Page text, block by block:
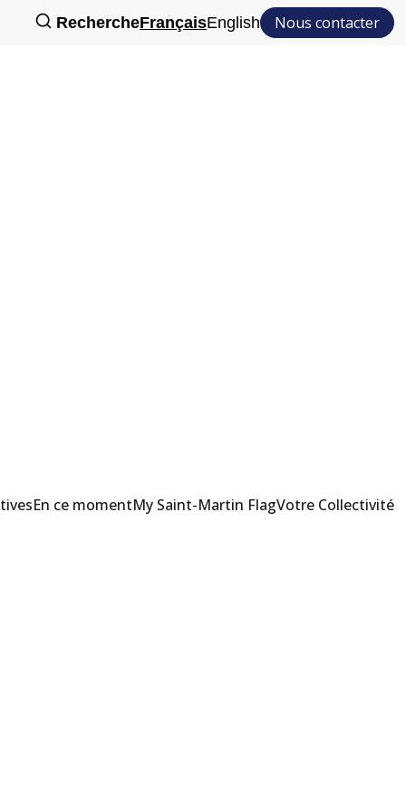
RechercheFrançaisEnglish Nous contacter
En ce momentMy Saint-Martin FlagVotre Collectivité